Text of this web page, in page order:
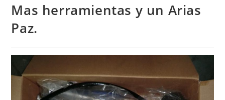
Mas herramientas y un Arias
Paz.